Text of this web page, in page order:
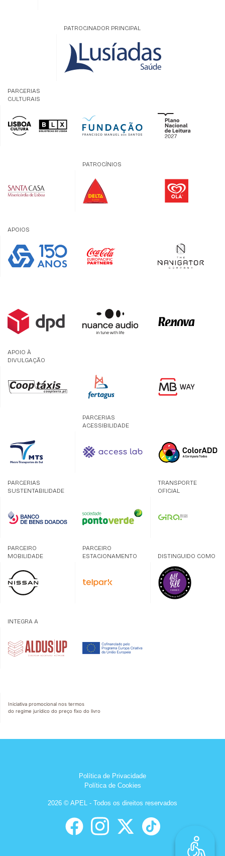
PATROCINADOR PRINCIPAL
PARCERIAS
CULTURAIS
PATROCÍNIOS
APOIOS
APOIO À
DIVULGAÇÃO
PARCERIAS
ACESSIBILIDADE
PARCERIAS
SUSTENTABILIDADE
TRANSPORTE
OFICIAL
PARCEIRO
MOBILIDADE
PARCEIRO
ESTACIONAMENTO
DISTINGUIDO COMO
INTEGRA A
Iniciativa promocional nos termos
do regime jurídico do preço fixo do livro
Política de Privacidade
Política de Cookies
2026 © APEL - Todos os direitos reservados